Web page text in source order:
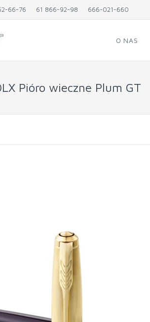
66-76 61 866-92-98 666-021-660
O NAS
Pióro wieczne Plum GT